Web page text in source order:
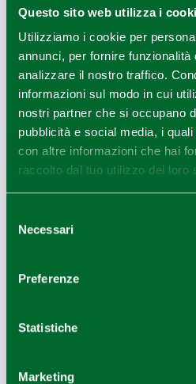
Questo sito web utilizza i
Utilizziamo i cookie per
annunci, per fornire
analizzare il nostro traffico.
informazioni sul modo in cui
nostri partner che si occupano
pubblicità e social media, i
con altre informazioni che hai
raccolto dal tuo utilizzo dei loro
delNecessari
Preferenze
Statistiche
Marketing
+
−